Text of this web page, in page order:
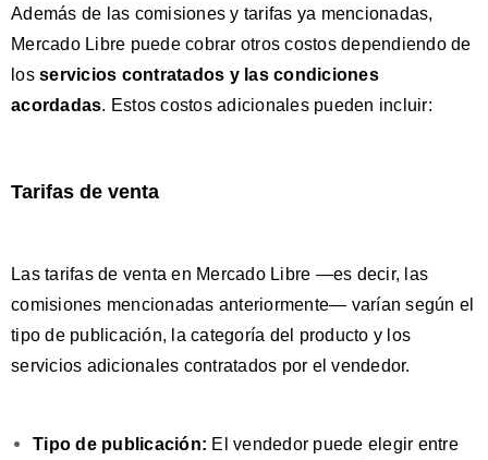
Además de las comisiones y tarifas ya mencionadas,
Mercado Libre puede cobrar otros costos dependiendo de
los servicios contratados y las condiciones
acordadas. Estos costos adicionales pueden incluir:
Tarifas de venta
Las tarifas de venta en Mercado Libre —es decir, las
comisiones mencionadas anteriormente— varían según el
tipo de publicación, la categoría del producto y los
servicios adicionales contratados por el vendedor.
Tipo de publicación: El vendedor puede elegir entre